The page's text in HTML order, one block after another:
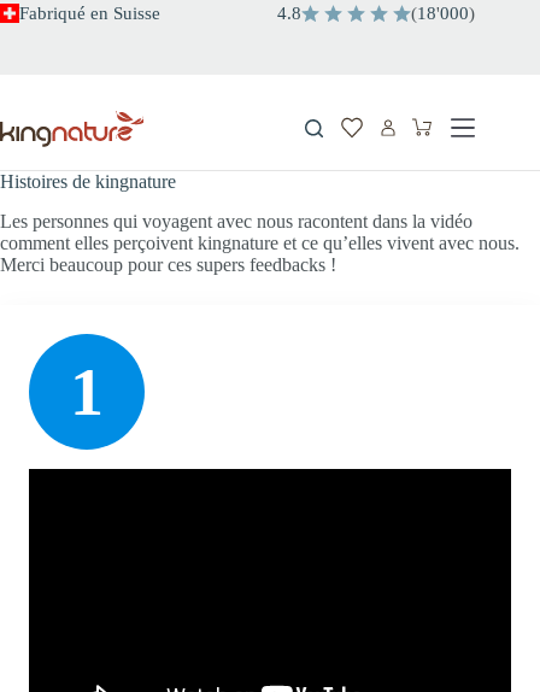
Passer
Fabriqué en Suisse 4.8 (18'000)
Panier
Histoires de kingnature
Les personnes qui voyagent avec nous racontent dans la vidéo
comment elles perçoivent kingnature et ce qu’elles vivent avec nous.
Merci beaucoup pour ces supers feedbacks !
1